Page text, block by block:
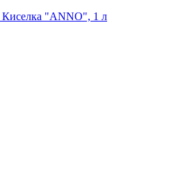
Киселка "ANNO", 1 л